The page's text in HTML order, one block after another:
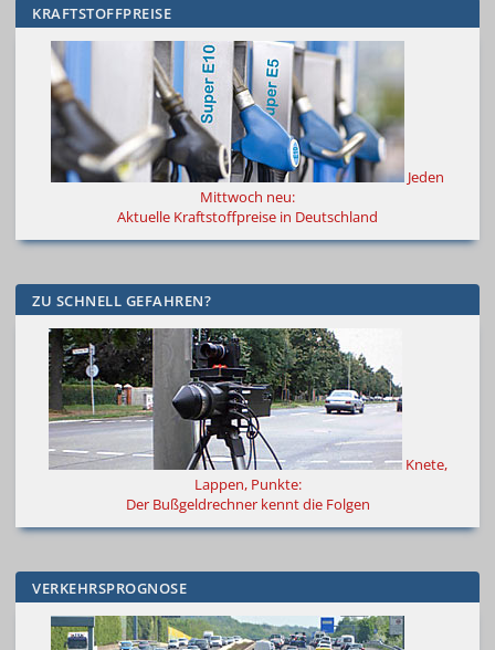
KRAFTSTOFFPREISE
Jeden
Mittwoch neu:
Aktuelle Kraftstoffpreise in Deutschland
ZU SCHNELL GEFAHREN?
Knete,
Lappen, Punkte:
Der Bußgeldrechner kennt die Folgen
VERKEHRSPROGNOSE